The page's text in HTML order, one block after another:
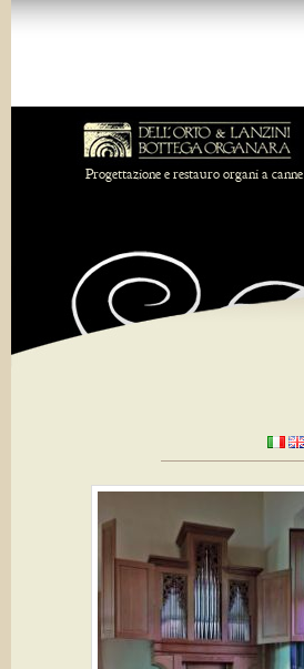
Progettazione e restauro organi a canne